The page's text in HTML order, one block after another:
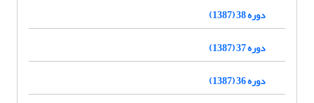
دوره 38 (1387)
دوره 37 (1387)
دوره 36 (1387)